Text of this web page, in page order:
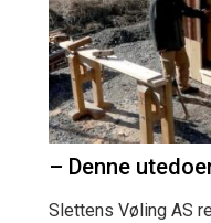
– Denne
Slettens Vøling AS